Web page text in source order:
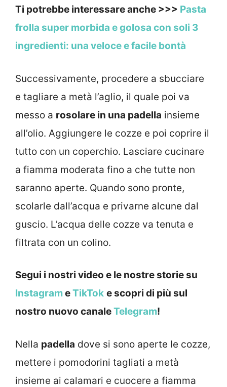
Ti potrebbe interessare anche >>> Pasta
frolla super morbida e golosa con soli 3
ingredienti: una veloce e facile bontà
Successivamente, procedere a sbucciare
e tagliare a metà l’aglio, il quale poi va
messo a rosolare in una padella insieme
all’olio. Aggiungere le cozze e poi coprire il
tutto con un coperchio. Lasciare cucinare
a fiamma moderata fino a che tutte non
saranno aperte. Quando sono pronte,
scolarle dall’acqua e privarne alcune dal
guscio. L’acqua delle cozze va tenuta e
filtrata con un colino.
Segui i nostri video e le nostre storie su
InstagrameTikTok e scopri di più sul
nostro nuovo canaleTelegram!
Nella padella dove si sono aperte le cozze,
mettere i pomodorini tagliati a metà
insieme ai calamari e cuocere a fiamma